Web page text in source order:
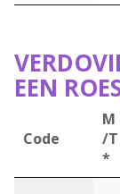
EEN
Code
M
/T
*